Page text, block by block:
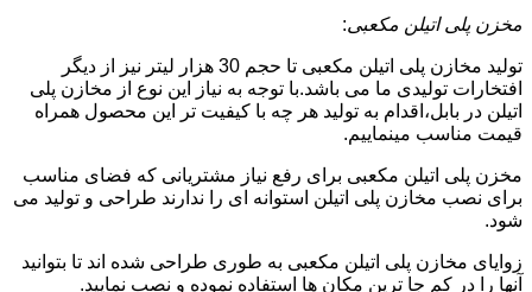
مخزن پلی اتیلن مکعبی:
تولید مخازن پلی اتیلن مکعبی تا حجم 30 هزار لیتر نیز از دیگر
افتخارات تولیدی ما می باشد.با توجه به نیاز این نوع از مخازن پلی
اتیلن در بابل،اقدام به تولید هر چه با کیفیت تر این محصول همراه
قیمت مناسب مینماییم.
مخزن پلی اتیلن مکعبی برای رفع نیاز مشتریانی که فضای مناسب
برای نصب مخازن پلی اتیلن استوانه ای را ندارند طراحی و تولید می
شود.
زوایای مخازن پلی اتیلن مکعبی به طوری طراحی شده اند تا بتوانید
آنها را در کم جا ترین مکان ها استفاده نموده و نصب نمایید.